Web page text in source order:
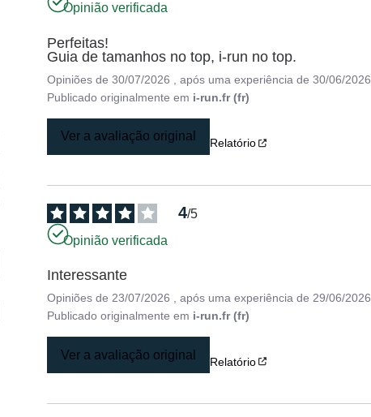
Opinião verificada
Perfeitas!
Guia de tamanhos no top, i-run no top.
Opiniões de30/07/2026 , após uma experiência de30/06/2026
Publicado originalmente em i-run.fr (fr)
Ver a avaliação original Relatório
4/5
Opinião verificada
Interessante
Opiniões de 23/07/2026 , após uma experiência de 29/06/2026
Publicado originalmente em i-run.fr (fr)
Ver a avaliação original Relatório